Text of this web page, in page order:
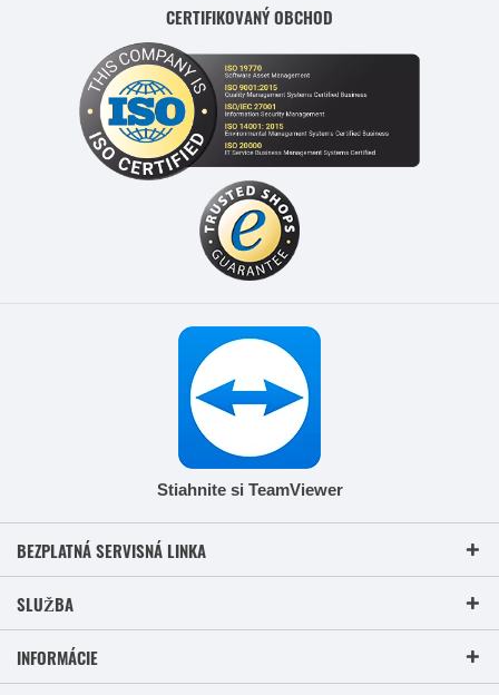
CERTIFIKOVANÝ OBCHOD
Stiahnite si TeamViewer
BEZPLATNÁ SERVISNÁ LINKA
SLUŽBA
INFORMÁCIE